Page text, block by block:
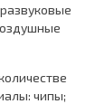
чипы;